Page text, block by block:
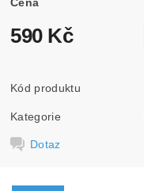
590 Kč
Kód produktu
Kategorie
Dotaz